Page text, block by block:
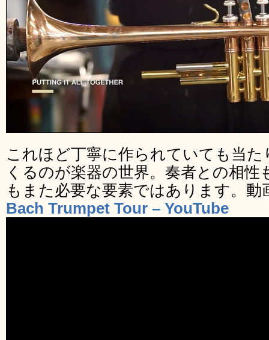
これほど丁寧に作られていても当
くるのが楽器の世界。奏者との相
もまた必要な要素ではあります。動
Bach Trumpet Tour – YouTube